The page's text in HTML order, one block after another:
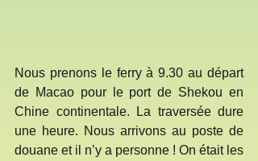
Nous prenons le ferry à 9.30 au départ
de Macao pour le port de Shekou en
Chine continentale. La traversée dure
une heure. Nous arrivons au poste de
douane et il n’y a personne ! On était les